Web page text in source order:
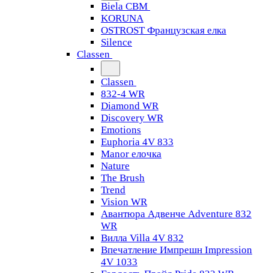
Biela CBM
KORUNA
OSTROST Французская елка
Silence
Classen
Classen
832-4 WR
Diamond WR
Discovery WR
Emotions
Euphoria 4V 833
Manor елочка
Nature
The Brush
Trend
Vision WR
Авантюра Адвенче Adventure 832
WR
Вилла Villa 4V 832
Впечатление Импрешн Impression
4V 1033